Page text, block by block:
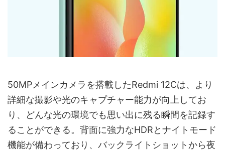
50MPメインカメラを搭載したRedmi 12Cは、より
詳細な撮影や光のキャプチャー能力が向上してお
り、どんな光の環境でも思い出に残る瞬間を記録す
ることができる。背面に強力なHDRとナイトモード
機能が備わっており、バックライトショットから夜